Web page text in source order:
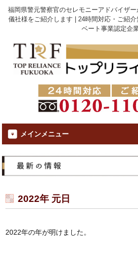
福岡県警元警察官のセレモニーアドバイザ
儀社様をご紹介します | 24時間対応・ご紹
ベート事業認定企
メインメニュー
2022年 元日
2022年の年が明けました。